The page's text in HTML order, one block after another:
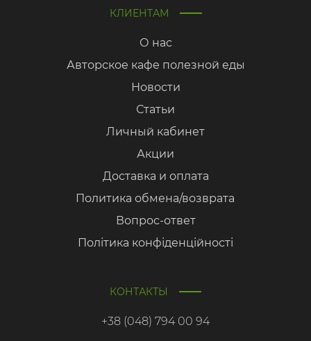
КЛИЕНТАМ
О нас
Авторское кафе полезной еды
Новости
Статьи
Личный кабинет
Акции
Доставка и оплата
Политика обмена/возврата
Вопрос-ответ
Політика конфіденційності
КОНТАКТЫ
+38 (048) 794 00 94